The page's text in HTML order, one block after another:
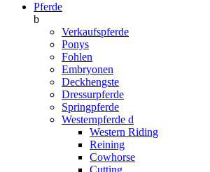
Pferde
b
Verkaufspferde
Ponys
Fohlen
Embryonen
Deckhengste
Dressurpferde
Springpferde
Westernpferde d
Western Riding
Reining
Cowhorse
Cutting